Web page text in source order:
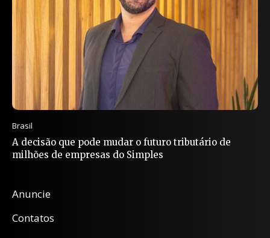
Brasil
A decisão que pode mudar o futuro tributário de
milhões de empresas do Simples
Anuncie
Contatos